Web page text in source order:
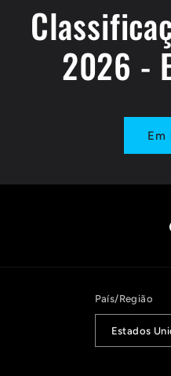
2026 -
Em
País/Região
Estados